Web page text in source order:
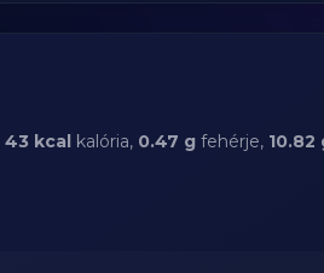
43 kcal kalória, 0.47 g fehérje, 10.82